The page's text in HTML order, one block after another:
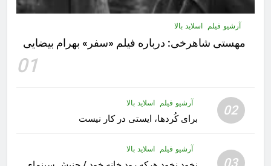
آرشیو فیلم اسلاید بالا
مهستى شاهرخى:‌ درباره فيلم «سفر» بهرام بیضایی
01
02 آرشیو فیلم اسلاید بالا
برای کُردها، ایستی در کار نیست
آرشیو فیلم اسلاید بالا